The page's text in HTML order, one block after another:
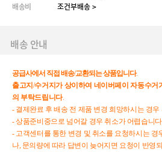
배송비
조건부배송 >
배송 안내
공급사에서 직접배송/교환되는상품입니다.
출고지/수거지가 상이하여 네이버페이 자동수거
의 부탁드립니다.
- 결제완료 후 배송 전 제품 변경 희망하시는 경
- 상품준비중으로 넘어갈 경우 취소가 어렵습니다.
- 고객센터를 통한 변경 및 취소를 요청하시는 경
나, 문의량에 따라 답변이 늦어지면 요청이 반영